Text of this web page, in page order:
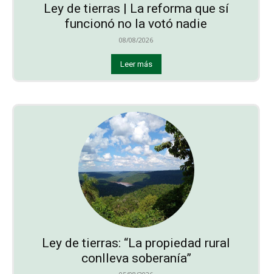
Ley de tierras | La reforma que sí
funcionó no la votó nadie
08/08/2026
Leer más
Ley de tierras: “La propiedad rural
conlleva soberanía”